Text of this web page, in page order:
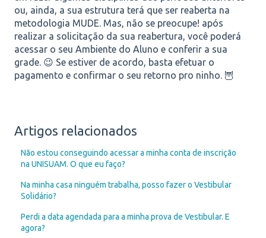
ou, ainda, a sua estrutura terá que ser reaberta na
metodologia MUDE. Mas, não se preocupe! após
realizar a solicitação da sua reabertura, você poderá
acessar o seu Ambiente do Aluno e conferir a sua
grade. 😉 Se estiver de acordo, basta efetuar o
pagamento e confirmar o seu retorno pro ninho. 🦉
Artigos relacionados
Não estou conseguindo acessar a minha conta de inscrição
na UNISUAM. O que eu faço?
Na minha casa ninguém trabalha, posso fazer o Vestibular
Solidário?
Perdi a data agendada para a minha prova de Vestibular. E
agora?